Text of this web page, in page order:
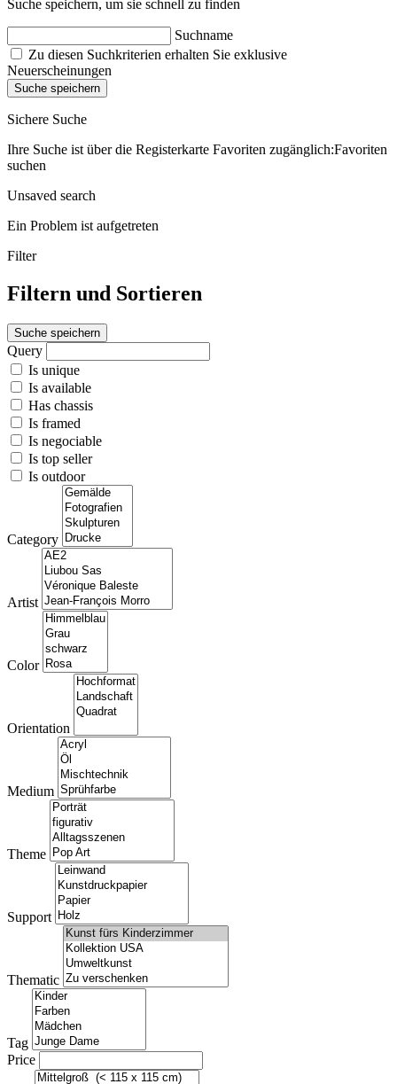
Suche speichern, um sie schnell zu finden
Suchname
Zu diesen Suchkriterien erhalten Sie exklusive
Neuerscheinungen
Suche speichern
Sichere Suche
Ihre Suche ist über die Registerkarte Favoriten zugänglich:Favoriten
suchen
Unsaved search
Ein Problem ist aufgetreten
Filter
Filtern und Sortieren
Suche speichern
Query
Is unique
Is available
Has chassis
Is framed
Is negociable
Is top seller
Is outdoor
Category
Artist
Color
Orientation
Medium
Theme
Support
Thematic
Tag
Price